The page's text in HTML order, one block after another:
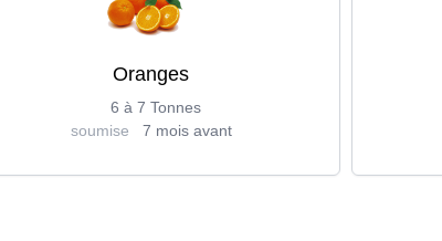
Oranges
6 à 7 Tonnes
soumise
7 mois avant